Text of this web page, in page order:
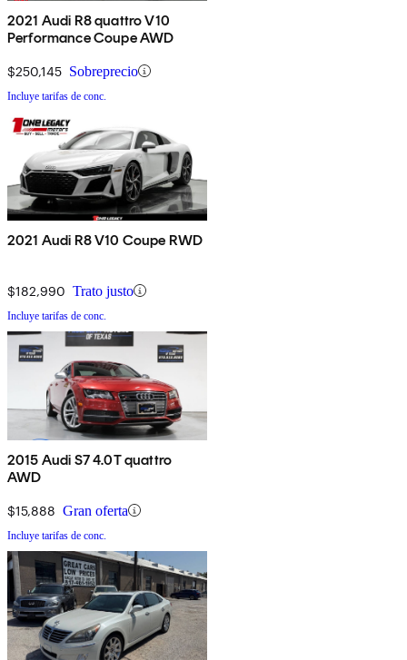
2021 Audi R8 quattro V10
Performance Coupe AWD
$250,145 Sobreprecio
Incluye tarifas de conc.
2021 Audi R8 V10 Coupe RWD
$182,990 Trato justo
Incluye tarifas de conc.
2015 Audi S7 4.0T quattro
AWD
$15,888 Gran oferta
Incluye tarifas de conc.